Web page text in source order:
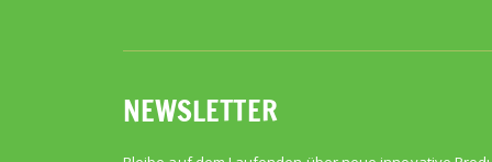
NEWSLETTER